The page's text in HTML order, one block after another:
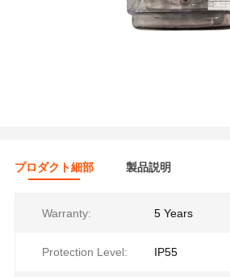
プロダクト細部 製品説明
Warranty: 5 Years
Protection Level: IP55